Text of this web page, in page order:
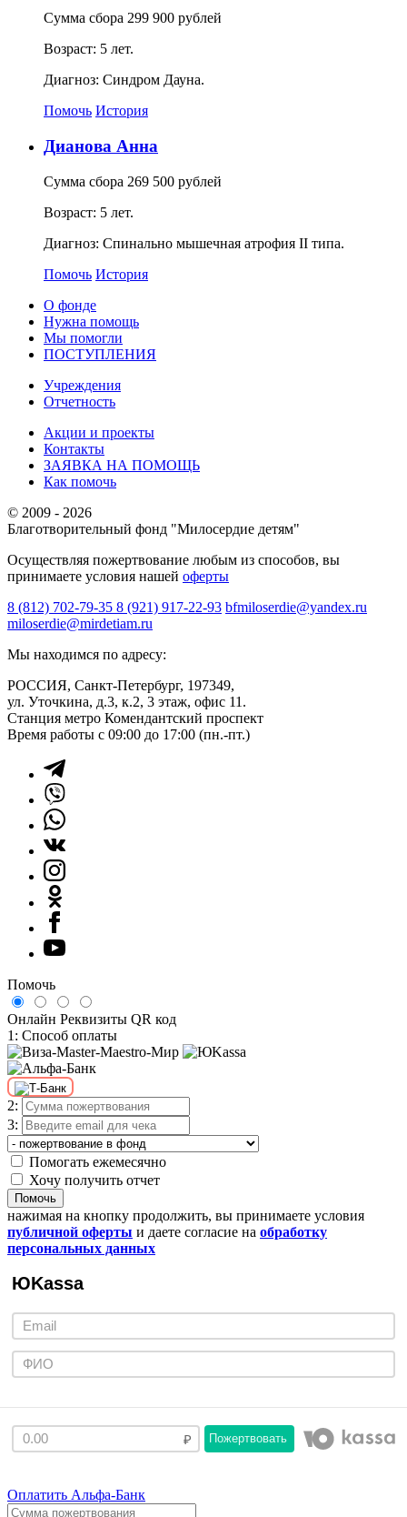
Сумма сбора 299 900 рублей
Возраст: 5 лет.
Диагноз: Синдром Дауна.
Помочь История
Дианова Анна
Сумма сбора 269 500 рублей
Возраст: 5 лет.
Диагноз: Спинально мышечная атрофия II типа.
Помочь История
О фонде
Нужна помощь
Мы помогли
ПОСТУПЛЕНИЯ
Учреждения
Отчетность
Акции и проекты
Контакты
ЗАЯВКА НА ПОМОЩЬ
Как помочь
© 2009 - 2026
Благотворительный фонд "Милосердие детям"
Осуществляя пожертвование любым из способов, вы
принимаете условия нашей оферты
8 (812) 702-79-35 8 (921) 917-22-93 bfmiloserdie@yandex.ru
miloserdie@mirdetiam.ru
Мы находимся по адресу:
РОССИЯ, Санкт-Петербург, 197349,
ул. Уточкина, д.3, к.2, 3 этаж, офис 11.
Станция метро Комендантский проспект
Время работы с 09:00 до 17:00 (пн.-пт.)
Помочь
Онлайн Реквизиты QR код
1: Способ оплаты
2:
3:
Помогать ежемесячно
Хочу получить отчет
Помочь
нажимая на кнопку продолжить, вы принимаете условия
публичной оферты и даете согласие на обработку
персональных данных
ЮKassa
Пожертвовать
Оплатить Альфа-Банк